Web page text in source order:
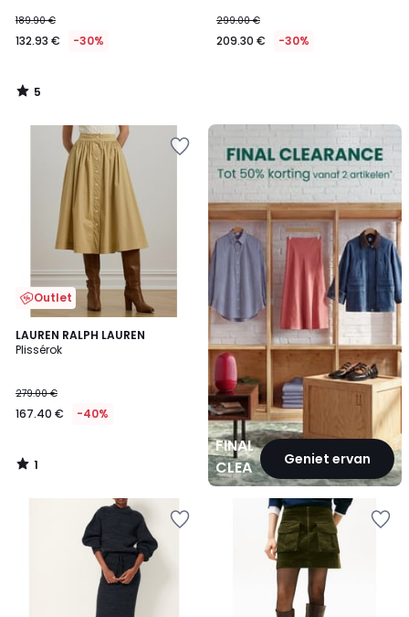
189.90 €
132.93 € -30%
5
/
299.00 €
209.30 € -30%
Outlet
LAUREN RALPH LAUREN
Plissérok
279.00 €
167.40 € -40%
1
/
1
/
FINAL
CLEARANCEGeniet ervan
FINAL
CLEARANCE